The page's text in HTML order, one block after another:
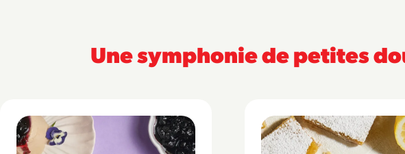
Une symphonie de petites